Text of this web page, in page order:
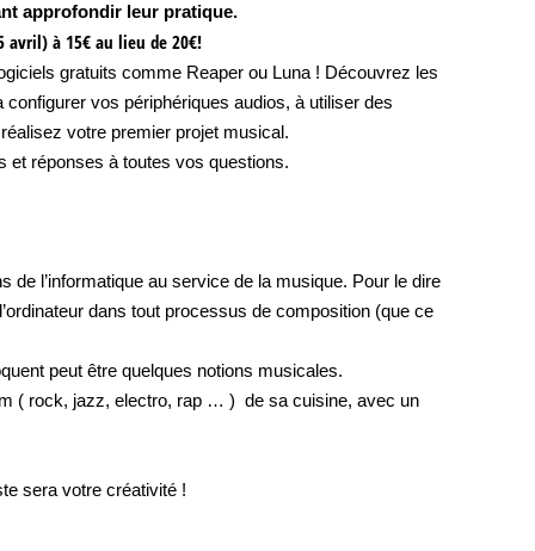
approfondir leur pratique.
avril) à 15€ au lieu de 20€!
gratuits comme Reaper ou Luna ! Découvrez les
vos périphériques audios, à utiliser des
votre premier projet musical.
et réponses à toutes vos questions.
de l’informatique au service de la musique. Pour le dire
dans tout processus de composition (que ce
peut être quelques notions musicales.
( rock, jazz, electro, rap … ) de sa cuisine, avec un
sera votre créativité !